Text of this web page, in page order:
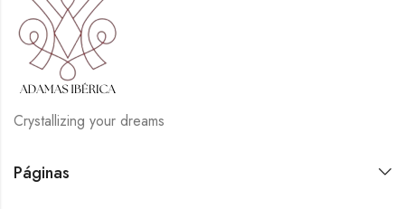
Crystallizing your dreams
Páginas